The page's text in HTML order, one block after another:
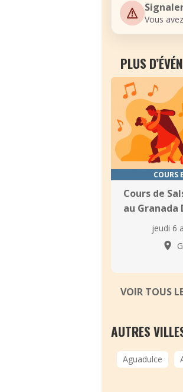
Vous
PLUS
COURS
Cours de
au Granada
jeudi 6
VOIR TOUS
AUTRES
Aguadulce